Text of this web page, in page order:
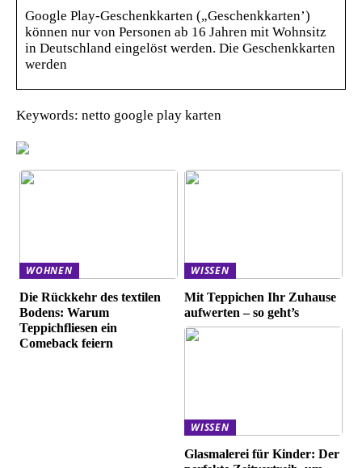
Google Play-Geschenkkarten („Geschenkkarten’)
können nur von Personen ab 16 Jahren mit Wohnsitz
in Deutschland eingelöst werden. Die Geschenkkarten
werden
Keywords: netto google play karten
WOHNEN
Die Rückkehr des textilen
Bodens: Warum
Teppichfliesen ein
Comeback feiern
WISSEN
Mit Teppichen Ihr Zuhause
aufwerten – so geht’s
WISSEN
Glasmalerei für Kinder: Der